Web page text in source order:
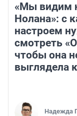
«Мы видим
Нолана»: с
настроем
смотреть
чтобы она
выглядела
Надежда